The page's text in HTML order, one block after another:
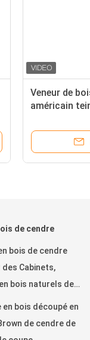
Veneur de
américain
de cendre
bois de cendre
des Cabinets,
bois naturels de
en bois découpé en
de cendre de